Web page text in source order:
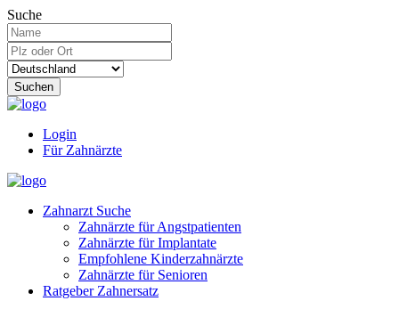
Suche
Suchen
Login
Für Zahnärzte
Zahnarzt Suche
Zahnärzte für Angstpatienten
Zahnärzte für Implantate
Empfohlene Kinderzahnärzte
Zahnärzte für Senioren
Ratgeber Zahnersatz